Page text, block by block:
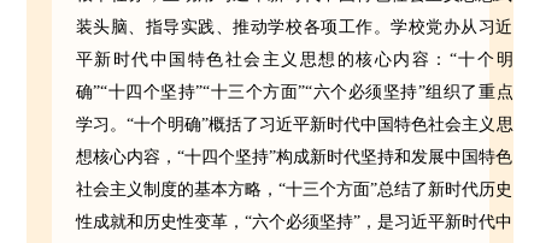
装头脑、指导实践、推动学校各项工作。学校党办从习近
平新时代中国特色社会主义思想的核心内容：“十个明
确”“十四个坚持”“十三个方面”“六个必须坚持”组织了重点
学习。“十个明确”概括了习近平新时代中国特色社会主义思
想核心内容，“十四个坚持”构成新时代坚持和发展中国特色
社会主义制度的基本方略，“十三个方面”总结了新时代历史
性成就和历史性变革，“六个必须坚持”，是习近平新时代中